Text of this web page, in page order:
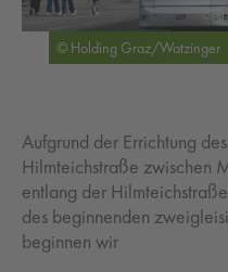
© Holding Graz/Watzinger
Aufgrund der Errichtung
Hilmteichstraße zwischen
entlang der
des beginnenden
beginnen wir